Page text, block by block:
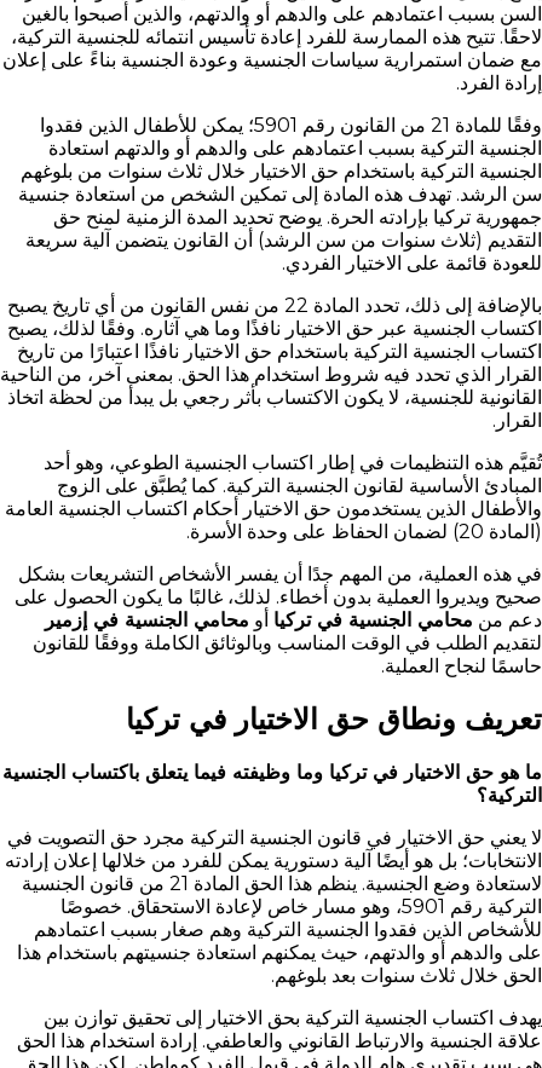
السن بسبب اعتمادهم على والدهم أو والدتهم، والذين أصبحوا بالغين
لاحقًا. تتيح هذه الممارسة للفرد إعادة تأسيس انتمائه للجنسية التركية،
مع ضمان استمرارية سياسات الجنسية وعودة الجنسية بناءً على إعلان
إرادة الفرد.
وفقًا للمادة 21 من القانون رقم 5901؛ يمكن للأطفال الذين فقدوا
الجنسية التركية بسبب اعتمادهم على والدهم أو والدتهم استعادة
الجنسية التركية باستخدام حق الاختيار خلال ثلاث سنوات من بلوغهم
سن الرشد. تهدف هذه المادة إلى تمكين الشخص من استعادة جنسية
جمهورية تركيا بإرادته الحرة. يوضح تحديد المدة الزمنية لمنح حق
التقديم (ثلاث سنوات من سن الرشد) أن القانون يتضمن آلية سريعة
للعودة قائمة على الاختيار الفردي.
بالإضافة إلى ذلك، تحدد المادة 22 من نفس القانون من أي تاريخ يصبح
اكتساب الجنسية عبر حق الاختيار نافذًا وما هي آثاره. وفقًا لذلك، يصبح
اكتساب الجنسية التركية باستخدام حق الاختيار نافذًا اعتبارًا من تاريخ
القرار الذي تحدد فيه شروط استخدام هذا الحق. بمعنى آخر، من الناحية
القانونية للجنسية، لا يكون الاكتساب بأثر رجعي بل يبدأ من لحظة اتخاذ
القرار.
تُقيَّم هذه التنظيمات في إطار اكتساب الجنسية الطوعي، وهو أحد
المبادئ الأساسية لقانون الجنسية التركية. كما يُطبَّق على الزوج
والأطفال الذين يستخدمون حق الاختيار أحكام اكتساب الجنسية العامة
(المادة 20) لضمان الحفاظ على وحدة الأسرة.
في هذه العملية، من المهم جدًا أن يفسر الأشخاص التشريعات بشكل
صحيح ويديروا العملية بدون أخطاء. لذلك، غالبًا ما يكون الحصول على
دعم من محامي الجنسية في تركيا أو محامي الجنسية في إزمير
لتقديم الطلب في الوقت المناسب وبالوثائق الكاملة ووفقًا للقانون
حاسمًا لنجاح العملية.
تعريف ونطاق حق الاختيار في تركيا
ما هو حق الاختيار في تركيا وما وظيفته فيما يتعلق باكتساب الجنسية
التركية؟
لا يعني حق الاختيار في قانون الجنسية التركية مجرد حق التصويت في
الانتخابات؛ بل هو أيضًا آلية دستورية يمكن للفرد من خلالها إعلان إرادته
لاستعادة وضع الجنسية. ينظم هذا الحق المادة 21 من قانون الجنسية
التركية رقم 5901، وهو مسار خاص لإعادة الاستحقاق. خصوصًا
للأشخاص الذين فقدوا الجنسية التركية وهم صغار بسبب اعتمادهم
على والدهم أو والدتهم، حيث يمكنهم استعادة جنسيتهم باستخدام هذا
الحق خلال ثلاث سنوات بعد بلوغهم.
يهدف اكتساب الجنسية التركية بحق الاختيار إلى تحقيق توازن بين
علاقة الجنسية والارتباط القانوني والعاطفي. إرادة استخدام هذا الحق